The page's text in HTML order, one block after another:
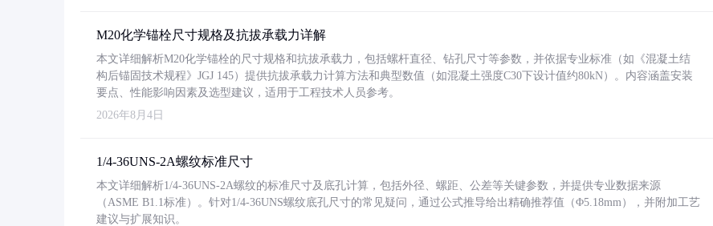
M20化学锚栓尺寸规格及抗拔承载力详解
本文详细解析M20化学锚栓的尺寸规格和抗拔承载力，包括螺杆直径、钻孔尺寸等参数，并依据专业标准（如《混凝土结
构后锚固技术规程》JGJ 145）提供抗拔承载力计算方法和典型数值（如混凝土强度C30下设计值约80kN）。内容涵盖安装
要点、性能影响因素及选型建议，适用于工程技术人员参考。
2026年8月4日
1/4-36UNS-2A螺纹标准尺寸
本文详细解析1/4-36UNS-2A螺纹的标准尺寸及底孔计算，包括外径、螺距、公差等关键参数，并提供专业数据来源
（ASME B1.1标准）。针对1/4-36UNS螺纹底孔尺寸的常见疑问，通过公式推导给出精确推荐值（Φ5.18mm），并附加工艺
建议与扩展知识。